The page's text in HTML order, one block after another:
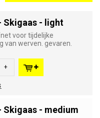
Skigaas - light
voor tijdelijke
van werven. gevaren.
+
Skigaas - medium